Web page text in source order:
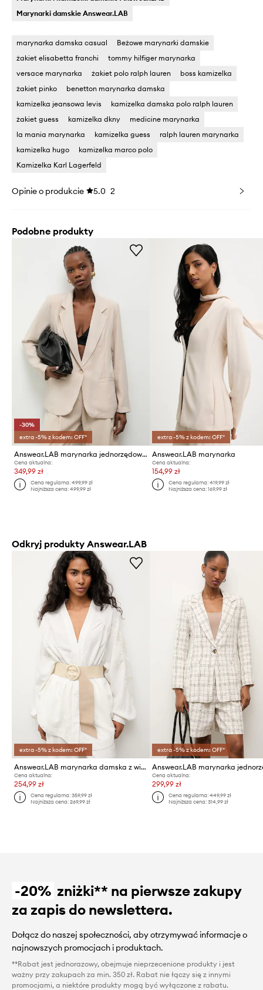
Marynarki damskie Answear.LAB
marynarka damska casual
Beżowe marynarki damskie
żakiet elisabetta franchi
tommy hilfiger marynarka
versace marynarka
żakiet polo ralph lauren
boss kamizelka
żakiet pinko
benetton marynarka damska
kamizelka jeansowa levis
kamizelka damska polo ralph lauren
żakiet guess
kamizelka dkny
medicine marynarka
la mania marynarka
kamizelka guess
ralph lauren marynarka
kamizelka hugo
kamizelka marco polo
Kamizelka Karl Lagerfeld
Opinie o produkcie 5.0 2
Podobne produkty
-30%
extra -5% z kodem: OFF*
Answear.LAB marynarka jednorzędowa damska z wiskozą
Cena aktualna:
349,99 zł
Cena regularna:499,99 zł
Najniższa cena:499,99 zł
extra -5% z kodem: OFF*
Answear.LAB marynarka
Cena aktualna:
154,99 zł
Cena regularna: 419,99 zł
Najniższa cena: 169,99 zł
Odkryj produkty Answear.LAB
extra -5% z kodem: OFF*
Answear.LAB marynarka damska z wiskozą
Cena aktualna:
254,99 zł
Cena regularna:359,99 zł
Najniższa cena:269,99 zł
extra -5% z kodem: OFF*
Cena aktualna:
299,99 zł
Cena regularna: 449,99 zł
Najniższa cena: 314,99 zł
-20% zniżki** na pierwsze zakupy
za zapis do newslettera.
Dołącz do naszej społeczności, aby otrzymywać informacje o
najnowszych promocjach i produktach.
**Rabat jest jednorazowy, obejmuje nieprzecenione produkty i jest
ważny przy zakupach za min. 350 zł. Rabat nie łączy się z innymi
promocjami, a niektóre produkty mogą być wyłączone z rabatu.